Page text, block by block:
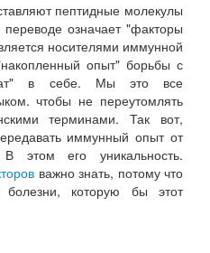
пептидные молекулы
означает "факторы
носителями иммунной
опыт" борьбы с
в себе. Мы это все
чтобы не переутомлять
терминами. Так вот,
иммунный опыт от
этом его уникальность.
важно знать, потому что
которую бы этот